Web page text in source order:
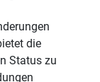
die
Status zu